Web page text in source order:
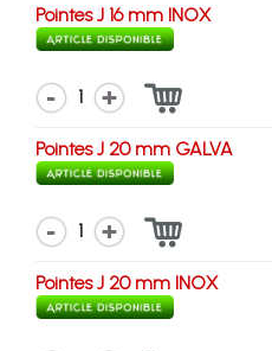
Pointes J 16 mm INOX
1
Pointes J 20 mm GALVA
1
Pointes J 20 mm INOX